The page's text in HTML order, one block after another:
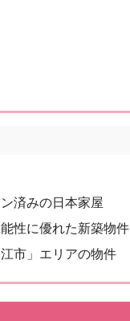
済みの日本家屋
性に優れた新築物件
市」エリアの物件